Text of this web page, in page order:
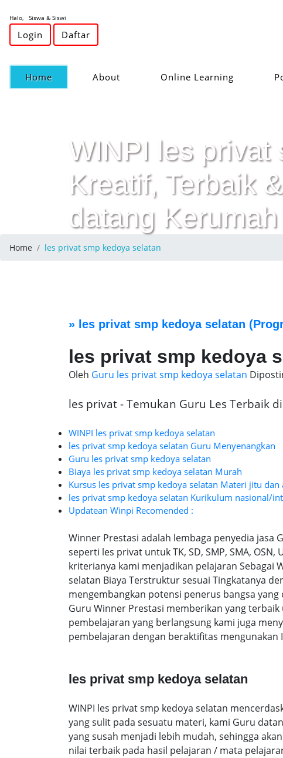
Halo, Siswa & Siswi
Login Daftar
Home(current) About Online Learning
WINPI les
Kreatif, Terbaik
datang
Home les privat smp kedoya selatan
» les privat smp kedoya selatan
les privat smp kedoya
Oleh Guru les privat smp kedoya selatan
les privat - Temukan Guru Les Terbaik
WINPI les privat smp kedoya selatan
les privat smp kedoya selatan Guru Menyenangkan
Guru les privat smp kedoya selatan
Biaya les privat smp kedoya selatan Murah
Kursus les privat smp kedoya selatan Materi jitu dan
les privat smp kedoya selatan Kurikulum nasional/
Updatean Winpi Recomended :
Winner Prestasi adalah lembaga penyedia jasa
seperti les privat untuk TK, SD, SMP, SMA,
kriterianya kami menjadikan pelajaran
selatan Biaya Terstruktur sesuai Tingkatanya
mengembangkan potensi penerus bangsa
Guru Winner Prestasi memberikan yang
pembelajaran yang berlangsung kami juga
pembelajaran dengan beraktifitas
les privat smp kedoya selatan
WINPI les privat smp kedoya selatan
yang sulit pada sesuatu materi, kami Guru
yang susah menjadi lebih mudah, sehingga
nilai terbaik pada hasil pelajaran / mata